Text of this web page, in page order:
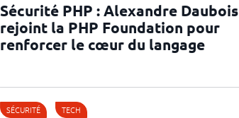
Sécurité PHP : Alexandre Daubois
rejoint la PHP Foundation pour
renforcer le cœur du langage
SÉCURITÉ TECH